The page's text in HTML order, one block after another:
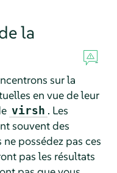
la
sur la
en vue de leur
virsh . Les
souvent des
ne possédez pas ces
pas les résultats